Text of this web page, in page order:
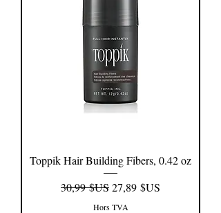
Toppik Hair Building Fibers, 0.42 oz
Prix original
30,99 $USPrix promotionnel
27,89 $US
Hors TVA